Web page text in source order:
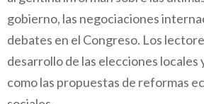
gobierno, las negociaciones
debates en el Congreso. Los
desarrollo de las elecciones locales
como las propuestas de reformas